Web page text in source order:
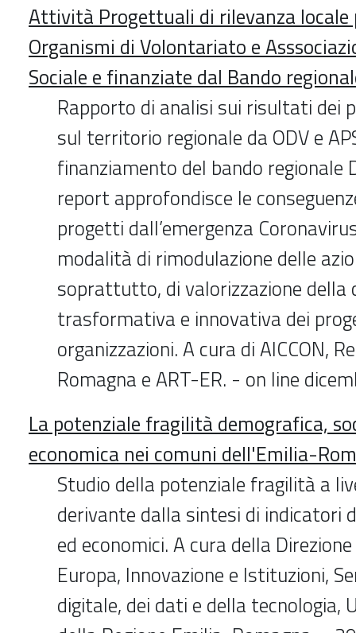
Attività Progettuali di rilevanza locale
Organismi di Volontariato e
Sociale e finanziate dal Bando
Rapporto di analisi sui risultati dei
sul territorio regionale da ODV e
finanziamento del bando regionale
report approfondisce le
progetti dall’emergenza
modalità di rimodulazione delle
soprattutto, di valorizzazione della
trasformativa e innovativa dei
organizzazioni. A cura di AICCON,
Romagna e ART-ER. - on line
La potenziale fragilità demografica,
economica nei comuni dell'Emilia-
Studio della potenziale fragilità a
derivante dalla sintesi di indicatori
ed economici. A cura della
Europa, Innovazione e Istituzioni,
digitale, dei dati e della tecnologia,